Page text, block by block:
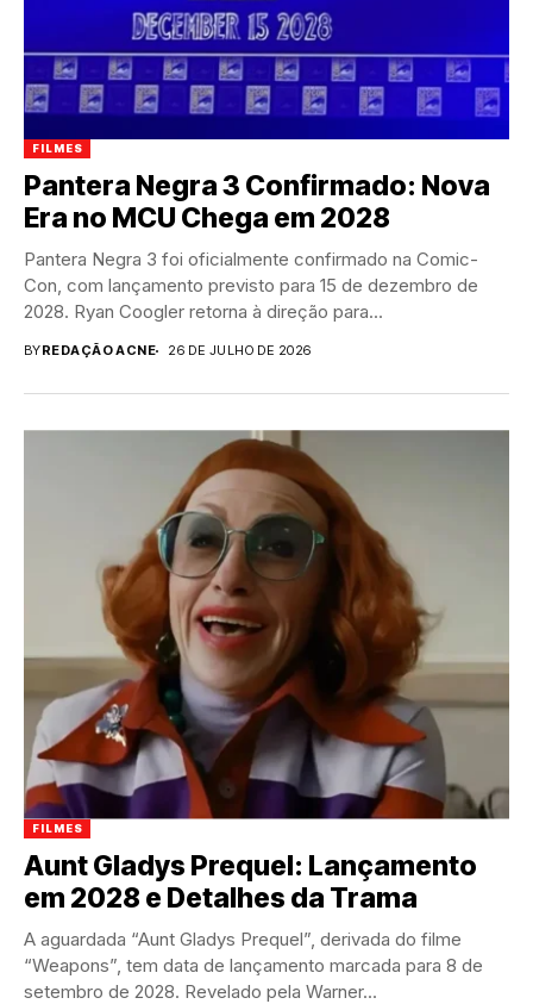
FILMES
Pantera Negra 3 Confirmado: Nova
Era no MCU Chega em 2028
Pantera Negra 3 foi oficialmente confirmado na Comic-
Con, com lançamento previsto para 15 de dezembro de
2028. Ryan Coogler retorna à direção para...
BYREDAÇÃO ACNE 26 DE JULHO DE 2026
FILMES
Aunt Gladys Prequel: Lançamento
em 2028 e Detalhes da Trama
A aguardada “Aunt Gladys Prequel”, derivada do filme
“Weapons”, tem data de lançamento marcada para 8 de
setembro de 2028. Revelado pela Warner...